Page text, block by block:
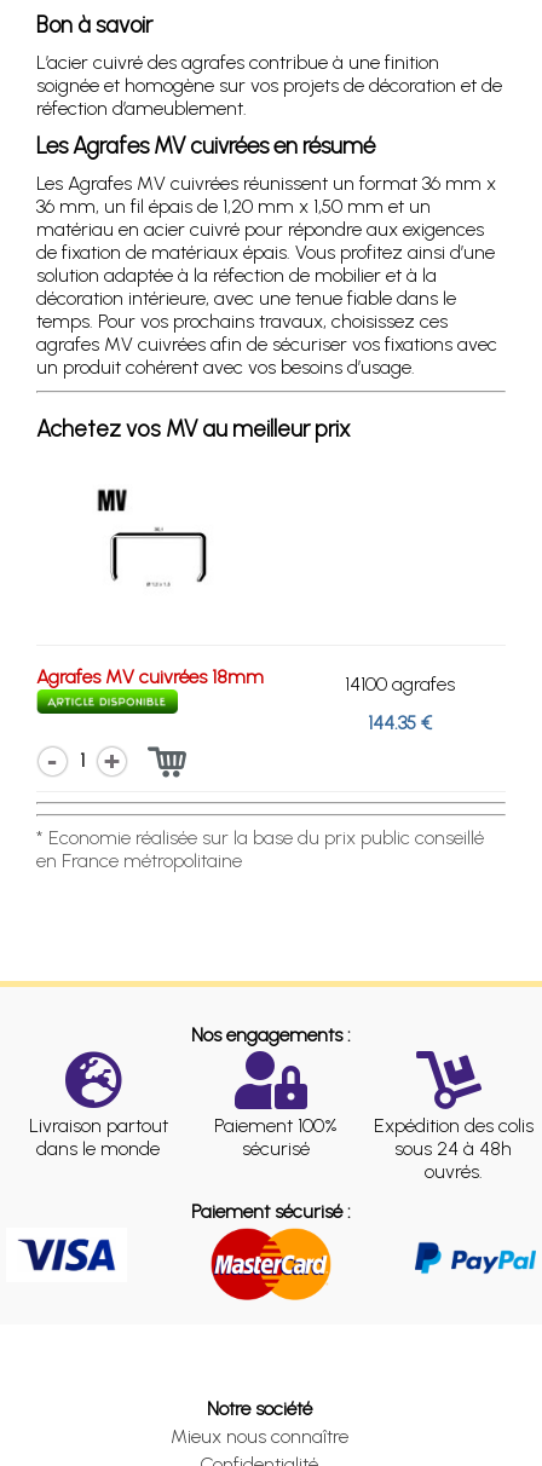
Bon à savoir
L’acier cuivré des agrafes contribue à une finition
soignée et homogène sur vos projets de décoration et de
réfection d’ameublement.
Les Agrafes MV cuivrées en résumé
Les Agrafes MV cuivrées réunissent un format 36 mm x
36 mm, un fil épais de 1,20 mm x 1,50 mm et un
matériau en acier cuivré pour répondre aux exigences
de fixation de matériaux épais. Vous profitez ainsi d’une
solution adaptée à la réfection de mobilier et à la
décoration intérieure, avec une tenue fiable dans le
temps. Pour vos prochains travaux, choisissez ces
agrafes MV cuivrées afin de sécuriser vos fixations avec
un produit cohérent avec vos besoins d’usage.
Achetez vos MV au meilleur prix
Agrafes MV cuivrées 18mm
14100 agrafes
144.35 €
1
* Economie réalisée sur la base du prix public conseillé
en France métropolitaine
Nos engagements :
Livraison partout
dans le monde
Paiement 100%
sécurisé
Expédition des colis
sous 24 à 48h
ouvrés.
Paiement sécurisé :
Notre société
Mieux nous connaître